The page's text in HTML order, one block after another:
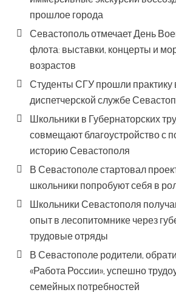
прошлое города
Севастополь отмечает День
флота: выставки, концерты и
возрастов
Студенты СГУ прошли
диспетчерской службе
Школьники в Губернаторских
совмещают благоустройство с
историю Севастополя
В Севастополе стартовал
школьники попробуют себя в
Школьники Севастополя
опыт в лесопитомнике через
трудовые отряды
В Севастополе родители,
«Работа России», успешно
семейных потребностей